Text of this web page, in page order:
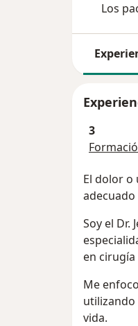
Los
3
El dolor o
Soy el Dr.
en
Me
utilizando
vida.